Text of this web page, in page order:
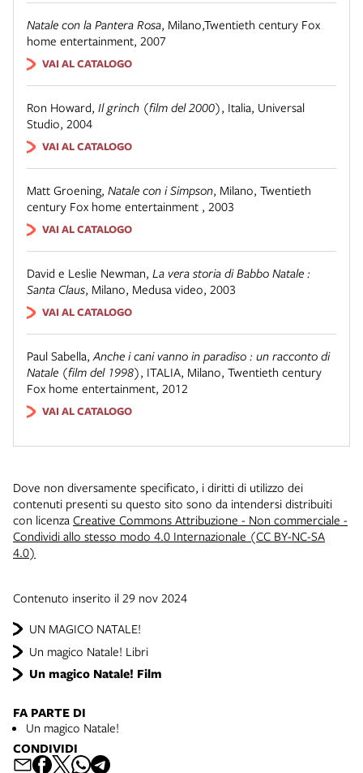
UN MAGICO NATALE!
Un magico Natale! Libri
Un magico Natale! Film
Natale con la Pantera Rosa, Milano,Twentieth century Fox
home entertainment, 2007
VAI AL CATALOGO
Ron Howard, Il grinch (film del 2000), Italia, Universal
Studio, 2004
VAI AL CATALOGO
Matt Groening, Natale con i Simpson, Milano, Twentieth
century Fox home entertainment , 2003
VAI AL CATALOGO
David e Leslie Newman, La vera storia di Babbo Natale :
Santa Claus, Milano, Medusa video, 2003
VAI AL CATALOGO
Paul Sabella, Anche i cani vanno in paradiso : un racconto di
Natale (film del 1998), ITALIA, Milano, Twentieth century
Fox home entertainment, 2012
VAI AL CATALOGO
Dove non diversamente specificato, i diritti di utilizzo dei
contenuti presenti su questo sito sono da intendersi distribuiti
con licenza Creative Commons Attribuzione - Non commerciale -
Condividi allo stesso modo 4.0 Internazionale (CC BY-NC-SA
4.0)
Contenuto inserito il 29 nov 2024
FA PARTE DI
Un magico Natale!
CONDIVIDI